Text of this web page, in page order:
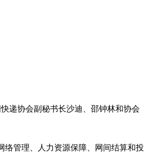
递协会副秘书长沙迪、邵钟林和协会
管理、人力资源保障、网间结算和投